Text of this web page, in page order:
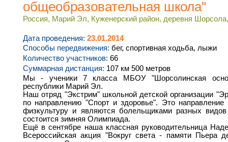
общеобразовательная школа"
Россия, Марий Эл, Куженерский район, деревня
Дата проведения: 23.01.2014
Способы передвижения: бег, спортивная ходьба, лыжи
Количество участников: 66
Суммарная дистанция: 107 км 500 метров
Мы - ученики 7 класса МБОУ "Шорсолинская
республики Марий Эл.
Наш отряд "Экстрим" школьной детской организации
по направлению "Спорт и здоровье". Это
физкультуру и являются болельщиками разных
состоится зимняя Олимпиада.
Ещё в сентябре наша классная руководительница
Всероссийская акция "Вокруг света - памяти Пьера